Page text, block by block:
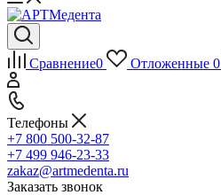
Сравнение0 Отложенные 0
Телефоны
+7 800 500-32-87
+7 499 946-23-33
zakaz@artmedenta.ru
Заказать звонок